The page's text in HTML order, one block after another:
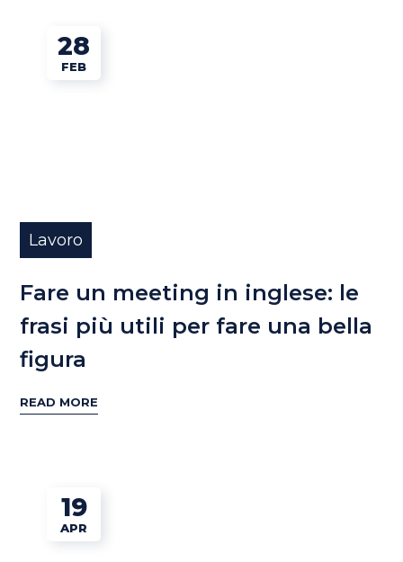
28
FEB
Lavoro
Fare un meeting in inglese: le
frasi più utili per fare una bella
figura
READ MORE
19
APR